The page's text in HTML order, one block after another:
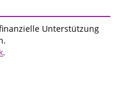
Unterstützung
.